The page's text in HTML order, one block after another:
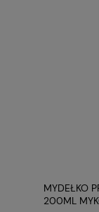
MYDEŁKO
200ML